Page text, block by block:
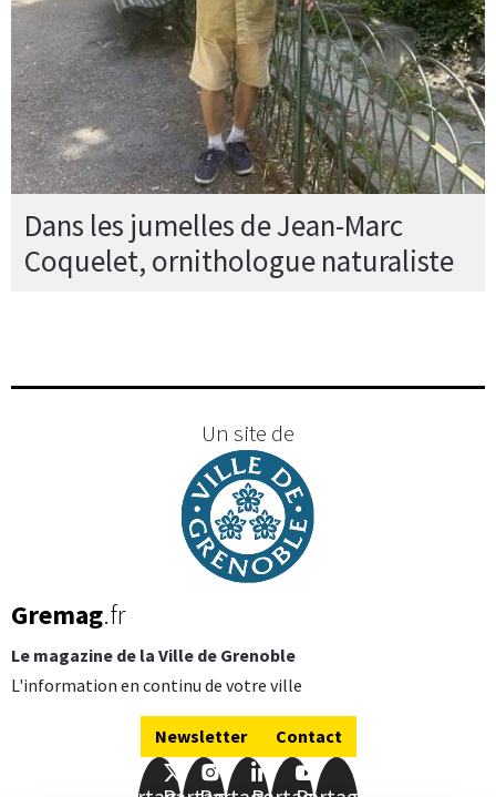
Dans les jumelles de Jean-Marc
Coquelet, ornithologue naturaliste
Un site de
Gremag.fr
Le magazine de la Ville de Grenoble
L'information en continu de votre ville
Newsletter Contact